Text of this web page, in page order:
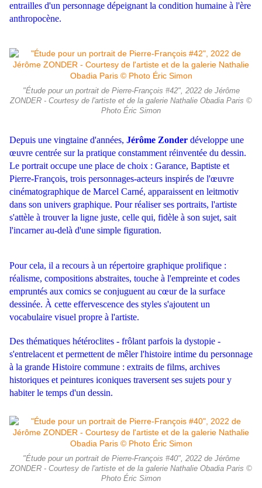
entrailles d'un personnage dépeignant la condition humaine à l'ère
anthropocène.
"Étude pour un portrait de Pierre-François #42", 2022 de Jérôme
ZONDER - Courtesy de l'artiste et de la galerie Nathalie Obadia Paris ©
Photo Éric Simon
Depuis une vingtaine d'années, Jérôme Zonder développe une
œuvre centrée sur la pratique constamment réinventée du dessin.
Le portrait occupe une place de choix : Garance, Baptiste et
Pierre-François, trois personnages-acteurs inspirés de l'œuvre
cinématographique de Marcel Carné, apparaissent en leitmotiv
dans son univers graphique. Pour réaliser ses portraits, l'artiste
s'attèle à trouver la ligne juste, celle qui, fidèle à son sujet, sait
l'incarner au-delà d'une simple figuration.
Pour cela, il a recours à un répertoire graphique prolifique :
réalisme, compositions abstraites, touche à l'empreinte et codes
empruntés aux comics se conjuguent au cœur de la surface
dessinée. À cette effervescence des styles s'ajoutent un
vocabulaire visuel propre à l'artiste.
Des thématiques hétéroclites - frôlant parfois la dystopie -
s'entrelacent et permettent de mêler l'histoire intime du personnage
à la grande Histoire commune : extraits de films, archives
historiques et peintures iconiques traversent ses sujets pour y
habiter le temps d'un dessin.
"Étude pour un portrait de Pierre-François #40", 2022 de Jérôme
ZONDER - Courtesy de l'artiste et de la galerie Nathalie Obadia Paris ©
Photo Éric Simon